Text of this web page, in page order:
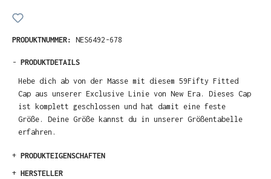
PRODUKTNUMMER: NES6492-678
- PRODUKTDETAILS
Hebe dich ab von der Masse mit diesem 59Fifty Fitted
Cap aus unserer Exclusive Linie von New Era. Dieses Cap
ist komplett geschlossen und hat damit eine feste
Größe. Deine Größe kannst du in unserer Größentabelle
erfahren.
+ PRODUKTEIGENSCHAFTEN
+ HERSTELLER